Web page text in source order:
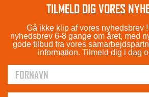
TILMELD DIG VORES
Gå ikke klip af vores nyhedsbrev
nyhedsbrev 6-8 gange om året, med
gode tilbud fra vores
information. Tilmeld dig i dag